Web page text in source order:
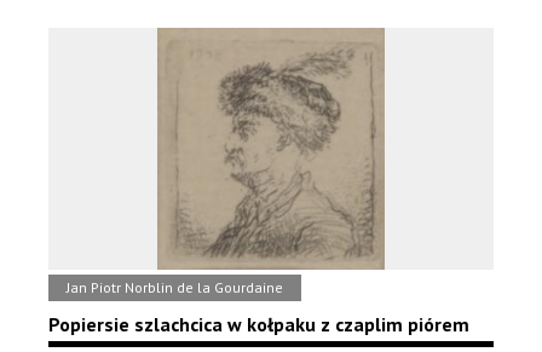
Jan Piotr Norblin de la Gourdaine
Popiersie szlachcica w kołpaku z czaplim piórem